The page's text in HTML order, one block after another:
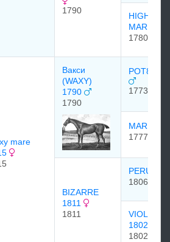
1790
MARE
1780
mare
Вакси
(WAXY)
1790
1790
POT8OS
1773
MARIA
1777
BIZARRE
1811
1811
1806
VIOLANTE
1802
1802